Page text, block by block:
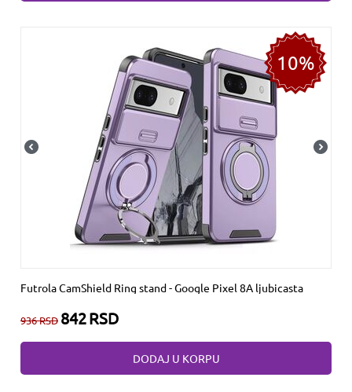
10%
Futrola CamShield Ring stand - Google Pixel 8A ljubicasta
936RSD 842RSD
DODAJ U KORPU